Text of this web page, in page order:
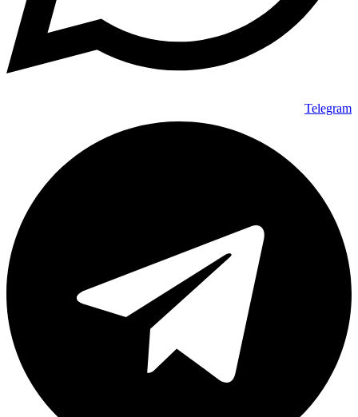
Telegram